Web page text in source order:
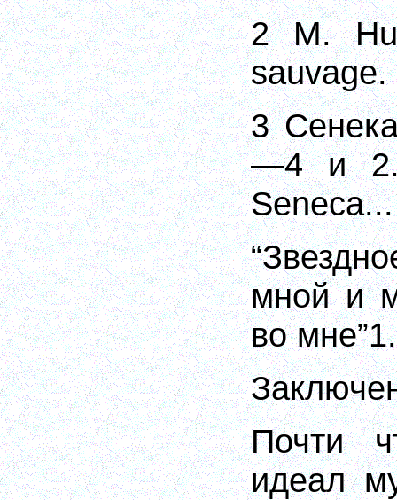
2М.
sauvage.
3
—4 и
мной и
во мне”1.
Почти
идеал